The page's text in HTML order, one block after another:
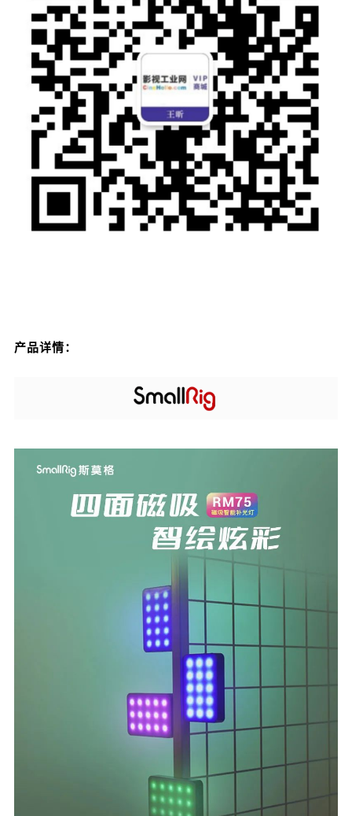
产品详情：